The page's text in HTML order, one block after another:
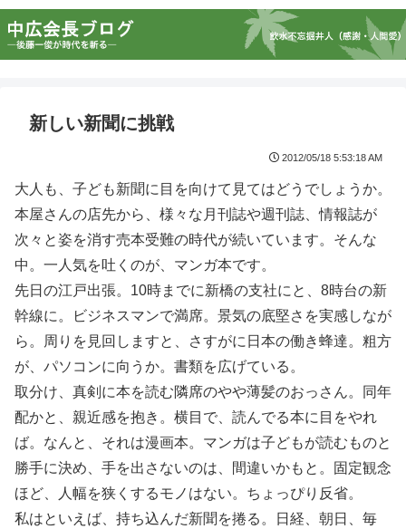
新しい新聞に挑戦
2012/05/18 5:53:18 AM
大人も、子ども新聞に目を向けて見てはどうでしょうか。
本屋さんの店先から、様々な月刊誌や週刊誌、情報誌が
次々と姿を消す売本受難の時代が続いています。そんな
中。一人気を吐くのが、マンガ本です。
先日の江戸出張。10時までに新橋の支社にと、8時台の新
幹線に。ビジネスマンで満席。景気の底堅さを実感しなが
ら。周りを見回しますと、さすがに日本の働き蜂達。粗方
が、パソコンに向うか。書類を広げている。
取分け、真剣に本を読む隣席のやや薄髪のおっさん。同年
配かと、親近感を抱き。横目で、読んでる本に目をやれ
ば。なんと、それは漫画本。マンガは子どもが読むものと
勝手に決め、手を出さないのは、間違いかもと。固定観念
ほど、人幅を狭くするモノはない。ちょっぴり反省。
私はといえば、持ち込んだ新聞を捲る。日経、朝日、毎